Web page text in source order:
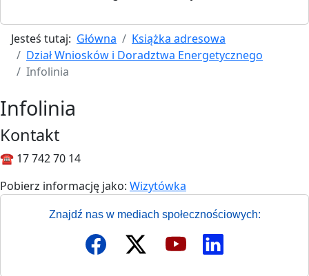
Jesteś tutaj: Główna
Książka adresowa
Dział Wniosków i Doradztwa Energetycznego
Infolinia
Infolinia
Kontakt
☎️ 17 742 70 14
Pobierz informację jako: Wizytówka
Znajdź nas w mediach społecznościowych: